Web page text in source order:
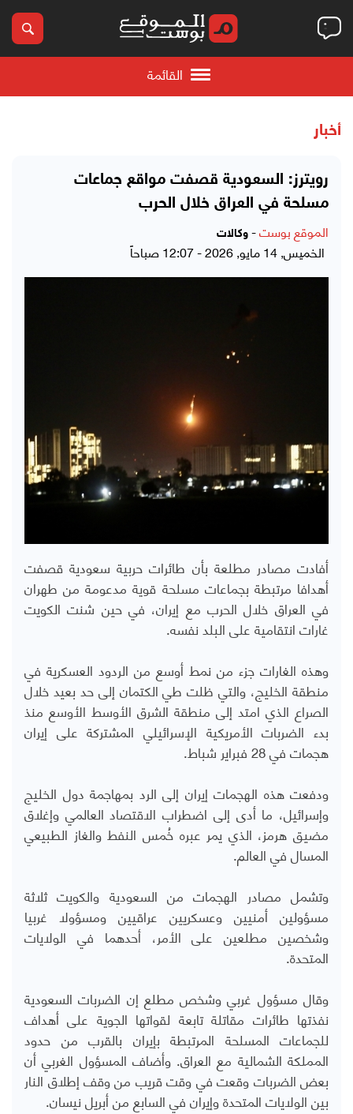
القائمة
أخبار
رويترز: السعودية قصفت مواقع جماعات
مسلحة في العراق خلال الحرب
الموقع بوست- وكالات
الخميس, 14 مايو, 2026 - 12:07 صباحاً
أفادت مصادر مطلعة بأن طائرات حربية سعودية قصفت
أهدافا مرتبطة بجماعات مسلحة قوية مدعومة من طهران
في العراق خلال الحرب مع إيران، في حين شنت الكويت
غارات انتقامية على البلد نفسه.
وهذه الغارات جزء من نمط أوسع من الردود العسكرية في
منطقة الخليج، والتي ظلت طي الكتمان إلى حد ​بعيد خلال
الصراع الذي امتد إلى منطقة الشرق الأوسط الأوسع منذ
بدء الضربات الأمريكية الإسرائيلي المشتركة على إيران
هجمات في 28 فبراير شباط.
ودفعت هذه الهجمات ‌إيران إلى الرد بمهاجمة دول الخليج
وإسرائيل، ما أدى إلى اضطراب الاقتصاد العالمي وإغلاق
مضيق هرمز، الذي يمر عبره خُمس النفط والغاز الطبيعي
المسال في العالم.
وتشمل مصادر الهجمات من السعودية والكويت ثلاثة
مسؤولين أمنيين وعسكريين عراقيين ومسؤولا غربيا
وشخصين مطلعين على الأمر، أحدهما في الولايات
المتحدة.
وقال مسؤول غربي وشخص مطلع إن الضربات السعودية
نفذتها طائرات مقاتلة تابعة لقواتها الجوية على أهداف
للجماعات المسلحة المرتبطة بإيران بالقرب من حدود
المملكة الشمالية مع العراق. ​وأضاف المسؤول الغربي أن
بعض الضربات وقعت في وقت قريب من وقف إطلاق النار
بين الولايات المتحدة وإيران في السابع من أبريل نيسان.